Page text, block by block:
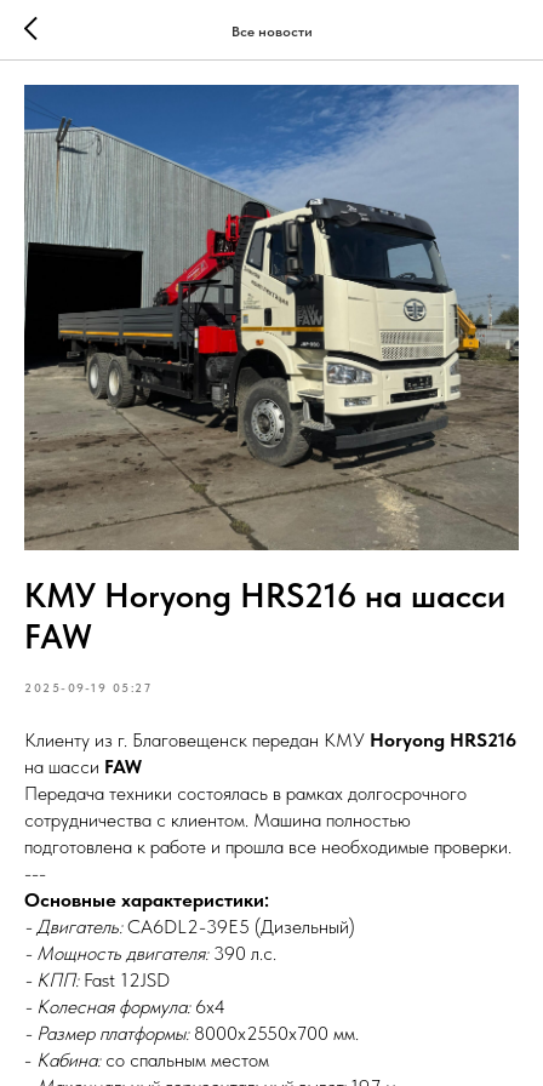
Все новости
КМУ Horyong HRS216 на шасси
FAW
2025-09-19 05:27
Клиенту из г. Благовещенск передан КМУ Horyong HRS216
на шасси FAW
Передача техники состоялась в рамках долгосрочного
сотрудничества с клиентом. Машина полностью
подготовлена к работе и прошла все необходимые проверки.
---
Основные характеристики:
- Двигатель:CA6DL2-39E5 (Дизельный)
- Мощность двигателя:390 л.с.
- КПП:Fast 12JSD
- Колесная формула:6х4
- Размер платформы:8000х2550х700 мм.
- Кабина:со спальным местом